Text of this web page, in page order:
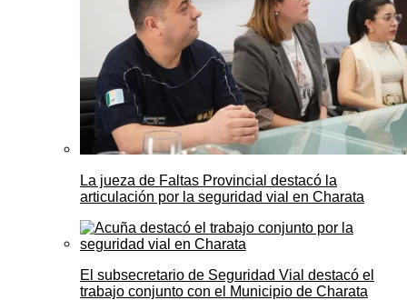
La jueza de Faltas Provincial destacó la
articulación por la seguridad vial en Charata
El subsecretario de Seguridad Vial destacó el
trabajo conjunto con el Municipio de Charata